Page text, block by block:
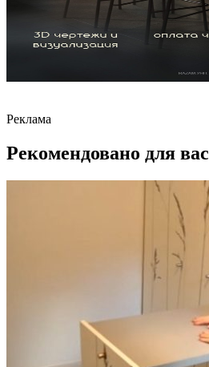
Реклама
Рекомендовано для вас